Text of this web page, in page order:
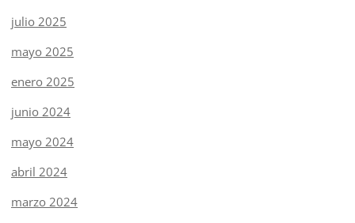
julio 2025
mayo 2025
enero 2025
junio 2024
mayo 2024
abril 2024
marzo 2024